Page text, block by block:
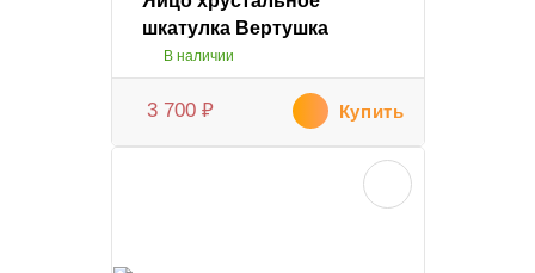
шкатулка Вертушка
В наличии
3 700 ₽ Купить